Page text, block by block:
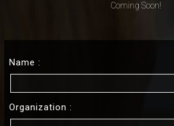
Coming Soon!
Name :
Organization :